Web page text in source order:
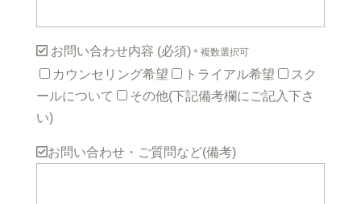
お問い合わせ内容 (必須)＊複数選択可
カウンセリング希望 トライアル希望
スク
ールについて
その他(下記備考欄にご記入下さ
い)
お問い合わせ・ご質問など(備考)